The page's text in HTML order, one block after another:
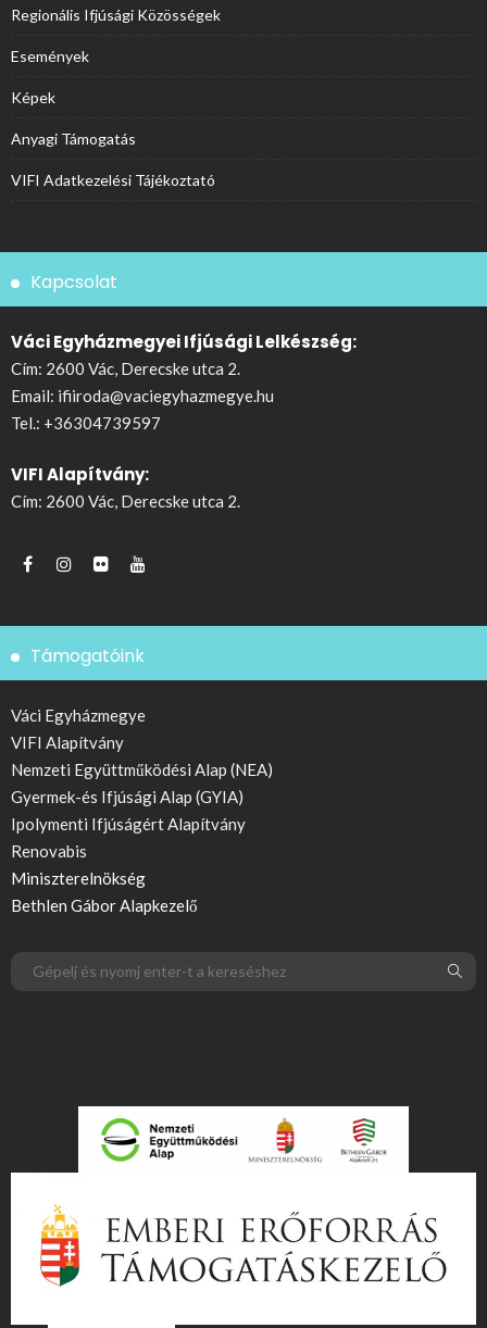
Regionális Ifjúsági Közösségek
Események
Képek
Anyagi Támogatás
VIFI Adatkezelési Tájékoztató
Kapcsolat
Váci Egyházmegyei Ifjúsági Lelkészség:
Cím: 2600 Vác, Derecske utca 2.
Email: ifiiroda@vaciegyhazmegye.hu
Tel.: +36304739597
VIFI Alapítvány:
Cím: 2600 Vác, Derecske utca 2.
Támogatóink
Váci Egyházmegye
VIFI Alapítvány
Nemzeti Együttműködési Alap (NEA)
Gyermek-és Ifjúsági Alap (GYIA)
Ipolymenti Ifjúságért Alapítvány
Renovabis
Miniszterelnökség
Bethlen Gábor Alapkezelő